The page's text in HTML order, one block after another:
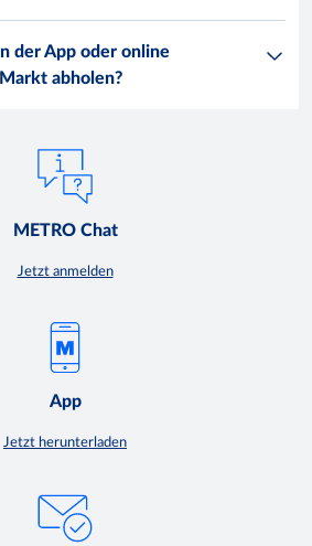
der App oder online
abholen?
METRO Chat
Jetzt anmelden
App
Jetzt herunterladen